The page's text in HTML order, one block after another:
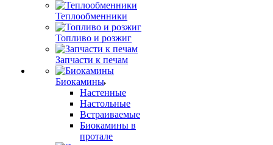
Теплообменники
Топливо и розжиг
Запчасти к печам
Биокамины
Настенные
Настольные
Встраиваемые
Биокамины в
протале